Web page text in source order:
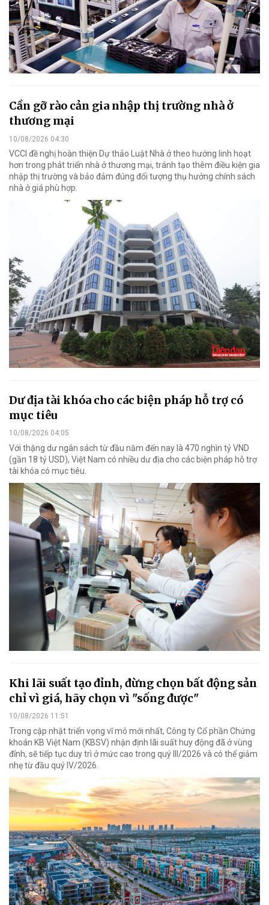
Cần gỡ rào cản gia nhập thị trường nhà ở
thương mại
10/08/2026 04:30
VCCI đề nghị hoàn thiện Dự thảo Luật Nhà ở theo hướng linh hoạt
hơn trong phát triển nhà ở thương mại, tránh tạo thêm điều kiện gia
nhập thị trường và bảo đảm đúng đối tượng thụ hưởng chính sách
nhà ở giá phù hợp.
Dư địa tài khóa cho các biện pháp hỗ trợ có
mục tiêu
10/08/2026 04:05
Với thặng dư ngân sách từ đầu năm đến nay là 470 nghìn tỷ VND
(gần 18 tỷ USD), Việt Nam có nhiều dư địa cho các biện pháp hỗ trợ
tài khóa có mục tiêu.
Khi lãi suất tạo đỉnh, đừng chọn bất động sản
chỉ vì giá, hãy chọn vì "sống được"
10/08/2026 11:51
Trong cập nhật triển vọng vĩ mô mới nhất, Công ty Cổ phần Chứng
khoán KB Việt Nam (KBSV) nhận định lãi suất huy động đã ở vùng
đỉnh, sẽ tiếp tục duy trì ở mức cao trong quý III/2026 và có thể giảm
nhẹ từ đầu quý IV/2026.